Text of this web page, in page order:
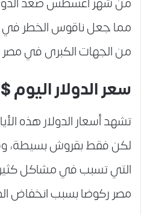
مما جعل ناقوس الخطر في
من الجهات الكبرى في مصر
سعر الدولار اليوم
تشهد أسعار الدولار هذه
لكن فقط بقروش بسيطة،
التي تسبب في مشاكل
مصر ركوضا بسبب انخفاض